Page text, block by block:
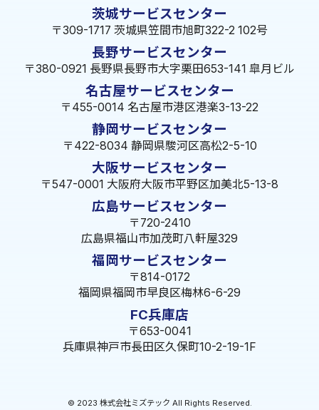
茨城サービスセンター
〒309-1717 茨城県笠間市旭町322-2 102号
長野サービスセンター
〒380-0921 長野県長野市大字栗田653-141 皐月ビル
名古屋サービスセンター
〒455-0014 名古屋市港区港楽3-13-22
静岡サービスセンター
〒422-8034 静岡県駿河区高松2-5-10
大阪サービスセンター
〒547-0001 大阪府大阪市平野区加美北5-13-8
広島サービスセンター
〒720-2410
広島県福山市加茂町八軒屋329
福岡サービスセンター
〒814-0172
福岡県福岡市早良区梅林6-6-29
FC兵庫店
〒653-0041
兵庫県神戸市長田区久保町10-2-19-1F
© 2023 株式会社ミズテック All Rights Reserved.